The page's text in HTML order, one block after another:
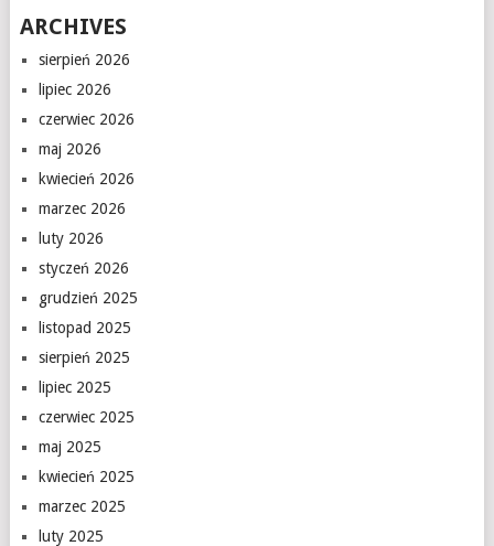
ARCHIVES
sierpień 2026
lipiec 2026
czerwiec 2026
maj 2026
kwiecień 2026
marzec 2026
luty 2026
styczeń 2026
grudzień 2025
listopad 2025
sierpień 2025
lipiec 2025
czerwiec 2025
maj 2025
kwiecień 2025
marzec 2025
luty 2025